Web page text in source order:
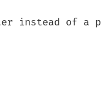
instead of a